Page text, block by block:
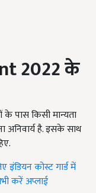
2022के
पास किसी मान्यता
अनिवार्य है. इसके साथ
इंडियन कोस्ट गार्ड में
करें अप्लाई